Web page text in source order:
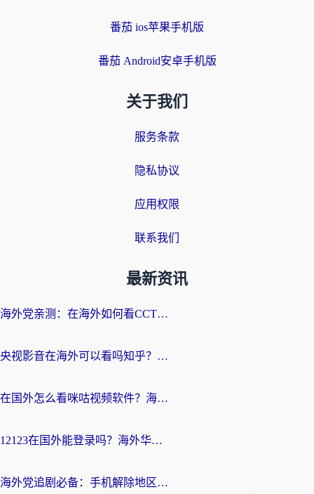
番茄 ios苹果手机版
番茄 Android安卓手机版
关于我们
服务条款
隐私协议
应用权限
联系我们
最新资讯
海外党亲测：在海外如何看CCTV？告别“仅限大陆播放”的实用指南
央视影音在海外可以看吗知乎？留学生亲测：3步解决地域限制+追剧自由
在国外怎么看咪咕视频软件？海外党亲测有效的回国加速方案
12123在国外能登录吗？海外华人必看的回国加速实用指南
海外党追剧必备：手机解除地区限制app怎么选？解决央视视频&国内剧地区限制全指南